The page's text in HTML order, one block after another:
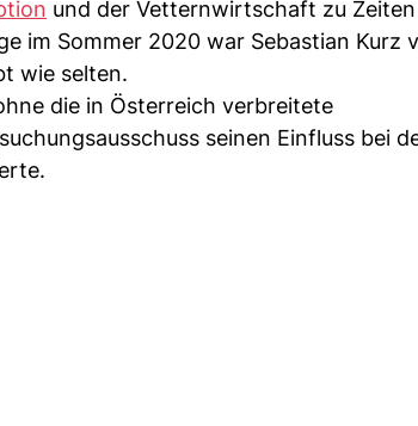
und der Vetternwirtschaft zu
im Sommer 2020 war Sebastian Kurz
wie selten.
die in Österreich verbreitete
seinen Einfluss bei